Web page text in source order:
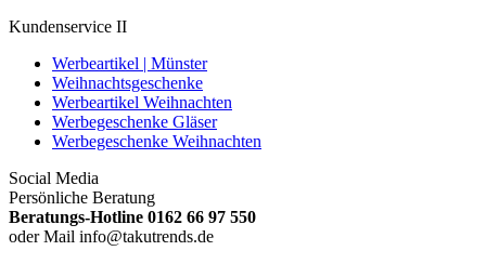
Kundenservice II
Werbeartikel | Münster
Weihnachtsgeschenke
Werbeartikel Weihnachten
Werbegeschenke Gläser
Werbegeschenke Weihnachten
Social Media
Persönliche Beratung
Beratungs-Hotline 0162 66 97 550
oder Mail info@takutrends.de